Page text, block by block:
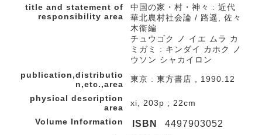
title and statement of
responsibility area
中国の家・村・神々 : 近代
華北農村社会論 / 路遥, 佐々
木衞編
チュウゴク ノ イエ ムラ カ
ミガミ : キンダイ カホク ノ
ウソン シャカイロン
publication,distributio
n,etc.,area
東京 : 東方書店 , 1990.12
physical description
area
xi, 203p ; 22cm
Volume Information
ISBN 4497903052